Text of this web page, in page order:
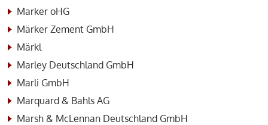
Marker oHG
Märker Zement GmbH
Märkl
Marley Deutschland GmbH
Marli GmbH
Marquard & Bahls AG
Marsh & McLennan Deutschland GmbH